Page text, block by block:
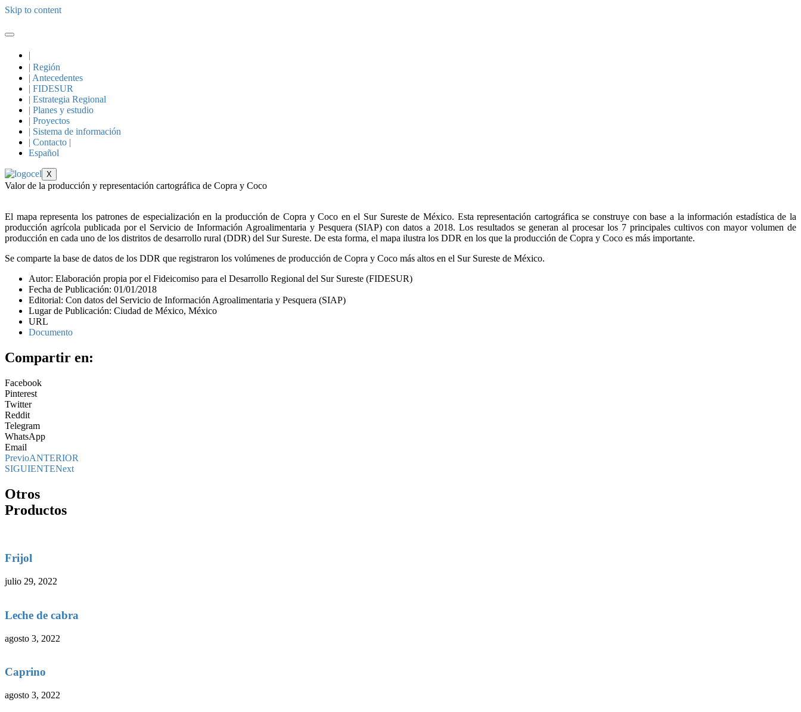
Skip to content
|
| Región
| Antecedentes
| FIDESUR
| Estrategia Regional
| Planes y estudio
| Proyectos
| Sistema de información
| Contacto |
Español
X
Valor de la producción y representación cartográfica de Copra y Coco
El mapa representa los patrones de especialización en la producción de Copra y Coco en el Sur Sureste de México. Esta representación cartográfica se construye con base a la información estadística de la
producción agrícola publicada por el Servicio de Información Agroalimentaria y Pesquera (SIAP) con datos a 2018. Los resultados se generan al procesar los 7 principales cultivos con mayor volumen de
producción en cada uno de los distritos de desarrollo rural (DDR) del Sur Sureste. De esta forma, el mapa ilustra los DDR en los que la producción de Copra y Coco es más importante.
Se comparte la base de datos de los DDR que registraron los volúmenes de producción de Copra y Coco más altos en el Sur Sureste de México.
Autor: Elaboración propia por el Fideicomiso para el Desarrollo Regional del Sur Sureste (FIDESUR)
Fecha de Publicación: 01/01/2018
Editorial: Con datos del Servicio de Información Agroalimentaria y Pesquera (SIAP)
Lugar de Publicación: Ciudad de México, México
URL
Documento
Compartir en:
Facebook
Pinterest
Twitter
Reddit
Telegram
WhatsApp
Email
PrevioANTERIOR
SIGUIENTENext
Otros
Productos
Frijol
julio 29, 2022
Leche de cabra
agosto 3, 2022
Caprino
agosto 3, 2022